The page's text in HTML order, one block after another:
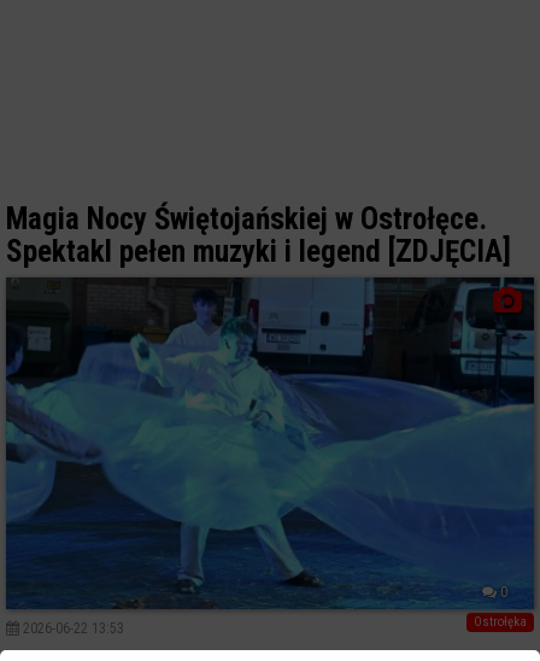
Magia Nocy Świętojańskiej w Ostrołęce.
Spektakl pełen muzyki i legend [ZDJĘCIA]
0
Ostrołęka
2026-06-22 13:53